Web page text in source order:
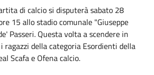
di calcio si disputerà sabato 28
15 allo stadio comunale "Giuseppe
Passeri. Questa volta a scendere in
ragazzi della categoria Esordienti della
Scafa e Ofena calcio.